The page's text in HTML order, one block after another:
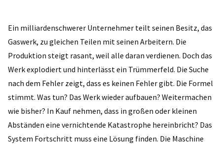
Ein milliardenschwerer Unternehmer teilt seinen Besitz, das
Gaswerk, zu gleichen Teilen mit seinen Arbeitern. Die
Produktion steigt rasant, weil alle daran verdienen. Doch das
Werk explodiert und hinterlässt ein Trümmerfeld. Die Suche
nach dem Fehler zeigt, dass es keinen Fehler gibt. Die Formel
stimmt. Was tun? Das Werk wieder aufbauen? Weitermachen
wie bisher? In Kauf nehmen, dass in großen oder kleinen
Abständen eine vernichtende Katastrophe hereinbricht? Das
System Fortschritt muss eine Lösung finden. Die Maschine